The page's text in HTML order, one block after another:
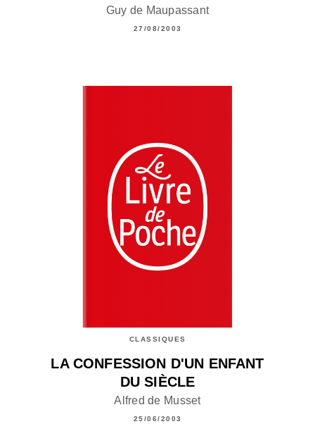
Guy de Maupassant
27/08/2003
CLASSIQUES
LA CONFESSION D'UN ENFANT
DU SIÈCLE
Alfred de Musset
25/06/2003